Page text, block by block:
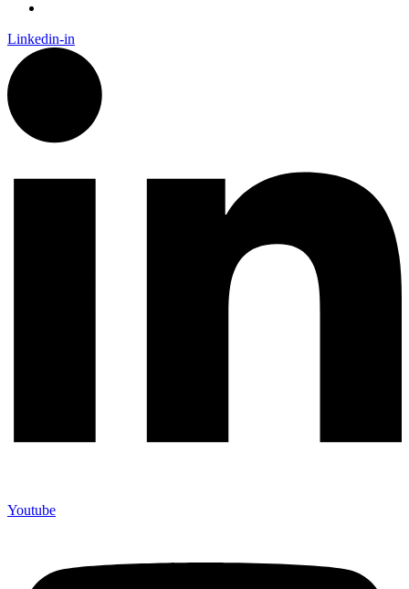
Linkedin-in
Youtube